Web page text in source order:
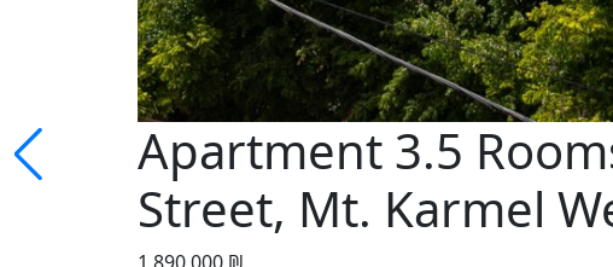
Apartment 3.5
Street, Mt. Karmel
1,890,000 ₪